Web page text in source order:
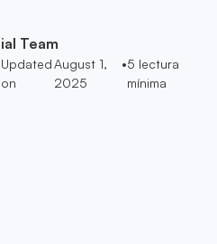
Team
Updated
on
August 1,
2025
•5 lectura
mínima